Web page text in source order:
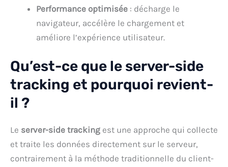
Performance optimisée : décharge le
navigateur, accélère le chargement et
améliore l’expérience utilisateur.
Qu’est-ce que le server-side
tracking et pourquoi revient-
il ?
Le server-side tracking est une approche qui collecte
et traite les données directement sur le serveur,
contrairement à la méthode traditionnelle du client-